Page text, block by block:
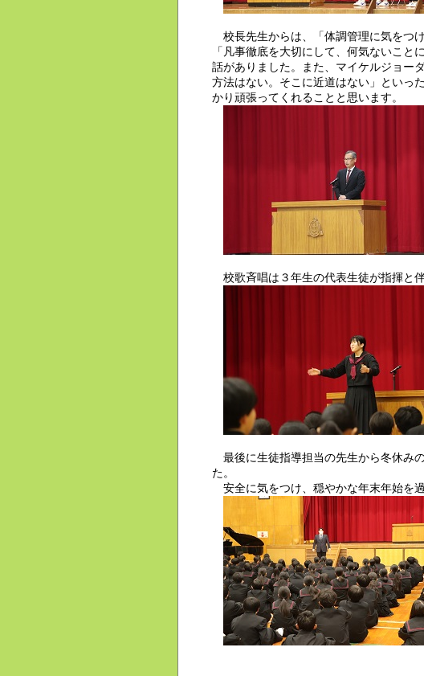
校長先生からは、「体調管理に気をつ
「凡事徹底を大切にして、何気ないこ
話がありました。また、マイケルジョー
方法はない。そこに近道はない」といっ
かり頑張ってくれることと思います。
校歌斉唱は３年生の代表生徒が指揮と
最後に生徒指導担当の先生から冬休み
た。
安全に気をつけ、穏やかな年末年始を